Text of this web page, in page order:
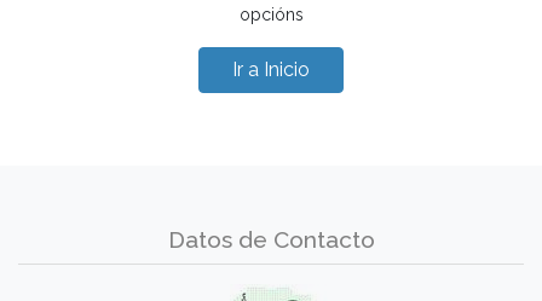
opcións
Ir a Inicio
Datos de Contacto